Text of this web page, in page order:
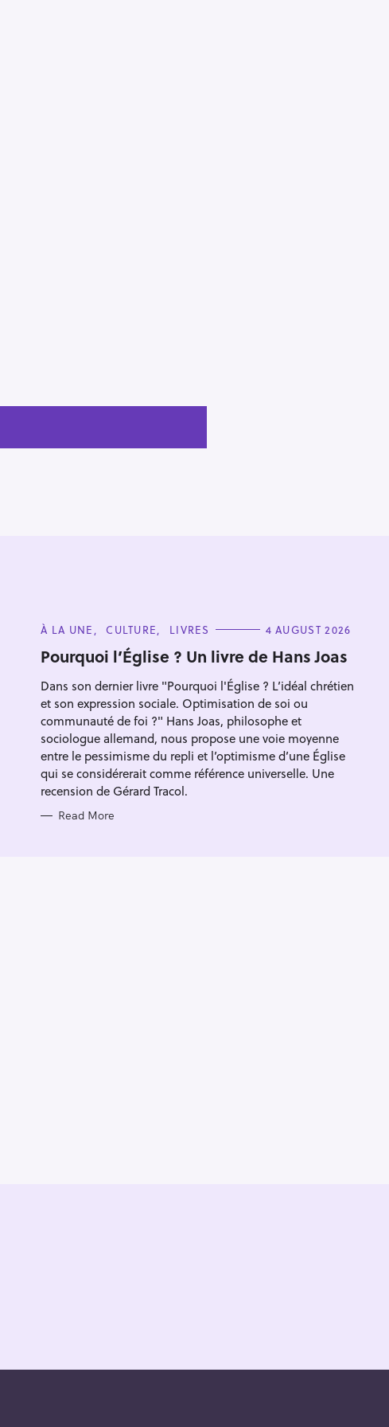
C
T
E
O
R
I
E
S
À LA UNE CULTURE LIVRES 4 AUGUST 2026
Pourquoi l’Église ? Un livre de Hans Joas
Dans son dernier livre "Pourquoi l'Église ? L’idéal chrétien
et son expression sociale. Optimisation de soi ou
communauté de foi ?" Hans Joas, philosophe et
sociologue allemand, nous propose une voie moyenne
entre le pessimisme du repli et l’optimisme d’une Église
qui se considérerait comme référence universelle. Une
recension de Gérard Tracol.
Read More